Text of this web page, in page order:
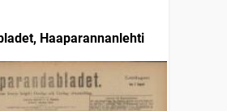
Haaparannanlehti